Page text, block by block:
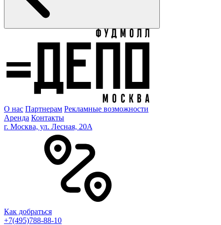
О нас Партнерам Рекламные возможности
Аренда Контакты
г. Москва, ул. Лесная, 20A
Как добраться
+7(495)788-88-10